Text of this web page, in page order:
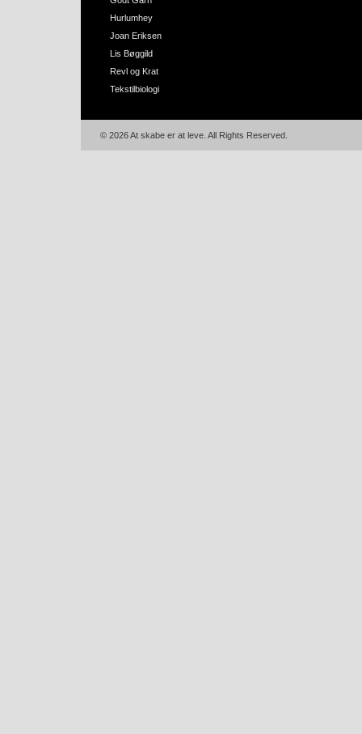
Hurlumhey
Joan Eriksen
Lis Bøggild
Revl og Krat
Tekstilbiologi
© 2026 At skabe er at leve. All Rights Reserved.